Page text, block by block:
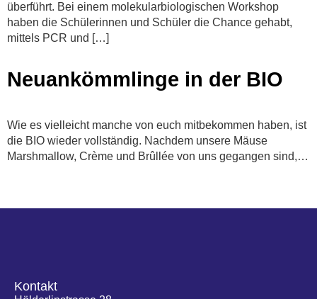
überführt. Bei einem molekularbiologischen Workshop
haben die Schülerinnen und Schüler die Chance gehabt,
mittels PCR und […]
Neuankömmlinge in der BIO
Wie es vielleicht manche von euch mitbekommen haben, ist
die BIO wieder vollständig. Nachdem unsere Mäuse
Marshmallow, Crème und Brûllée von uns gegangen sind,…
Kontakt